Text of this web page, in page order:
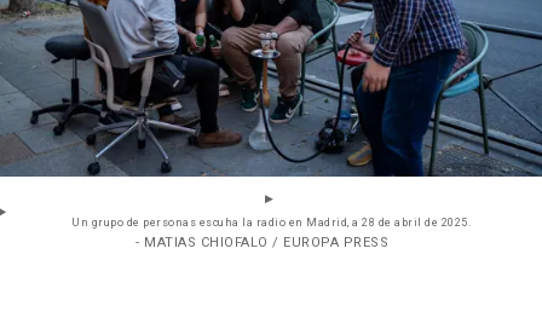
Un grupo de personas escuha la radio en Madrid, a 28 de abril de 2025.
- MATIAS CHIOFALO / EUROPA PRESS